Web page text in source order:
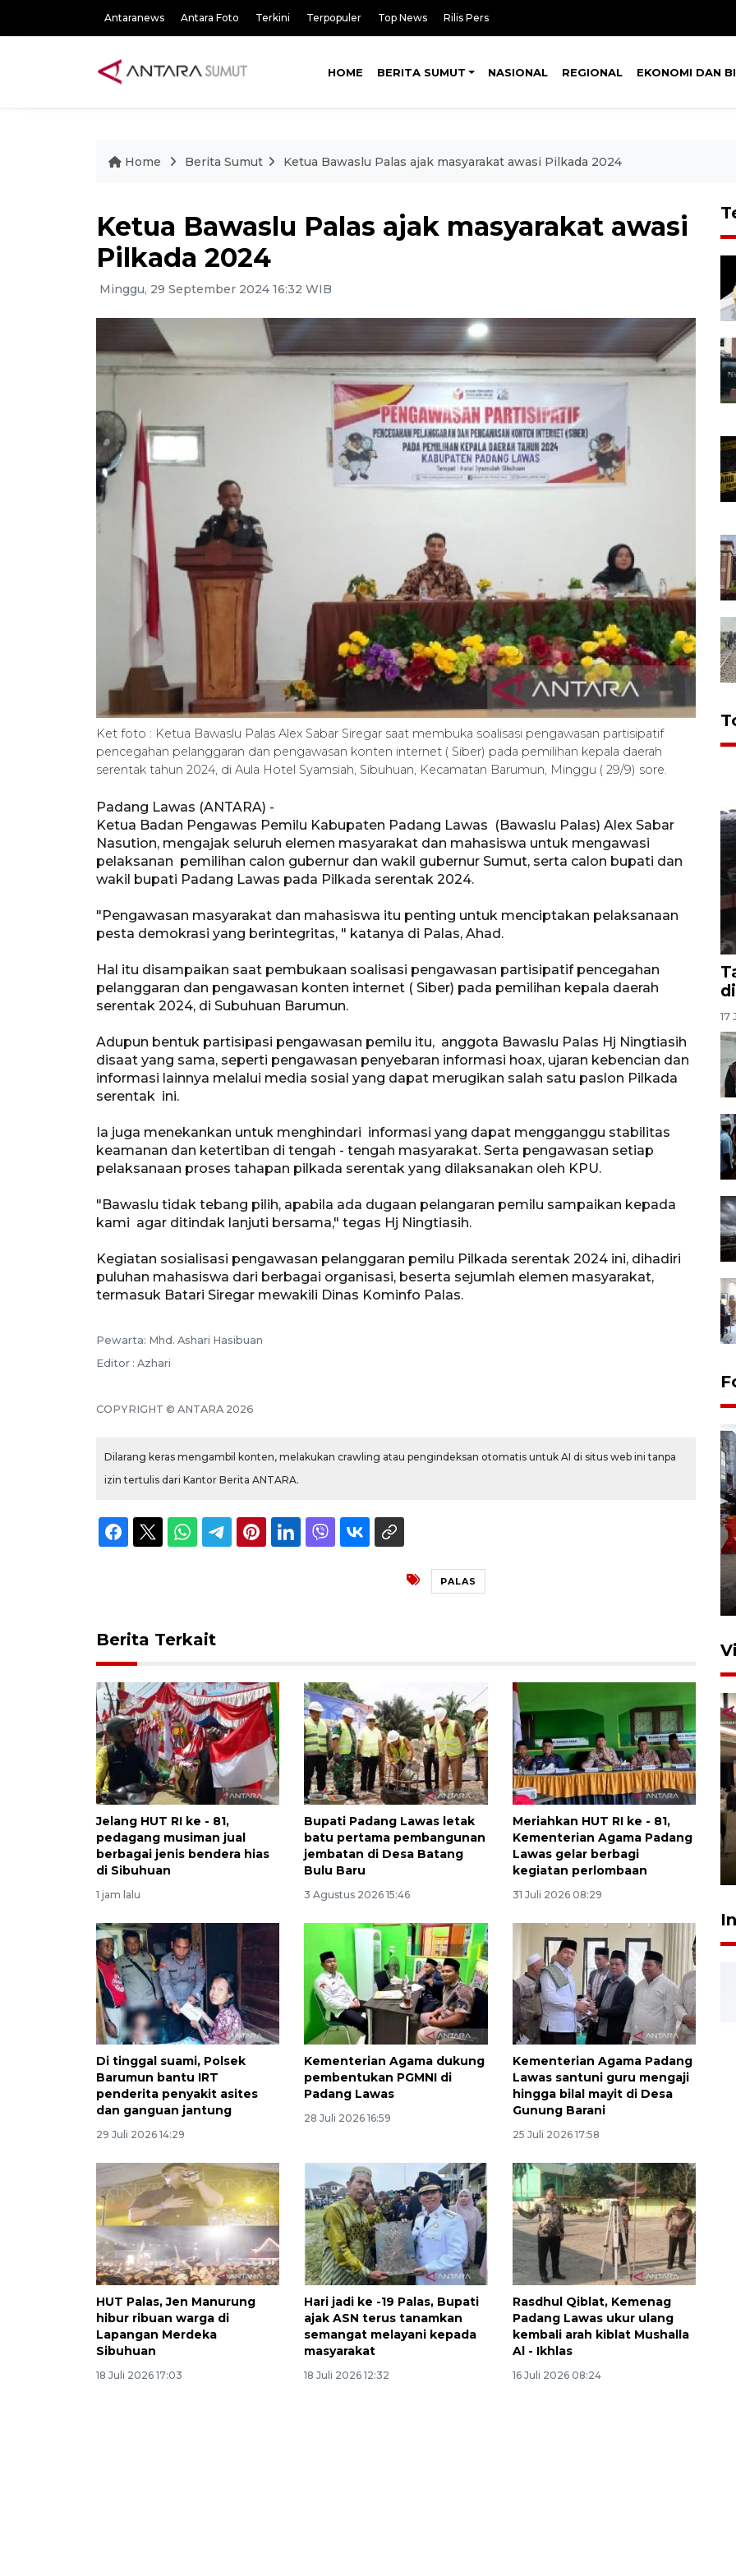
Antaranews Antara Foto Terkini Terpopuler Top News Rilis Pers
HOME BERITA SUMUT NASIONAL REGIONAL EKONOMI DAN
Home Berita Sumut Ketua Bawaslu Palas ajak masyarakat awasi Pilkada 2024
Ketua Bawaslu Palas ajak masyarakat awasi
Pilkada 2024
Minggu, 29 September 2024 16:32 WIB
Ket foto : Ketua Bawaslu Palas Alex Sabar Siregar saat membuka soalisasi pengawasan partisipatif
pencegahan pelanggaran dan pengawasan konten internet ( Siber) pada pemilihan kepala daerah
serentak tahun 2024, di Aula Hotel Syamsiah, Sibuhuan, Kecamatan Barumun, Minggu ( 29/9) sore.
Padang Lawas (ANTARA) -
Ketua Badan Pengawas Pemilu Kabupaten Padang Lawas (Bawaslu Palas) Alex Sabar
Nasution, mengajak seluruh elemen masyarakat dan mahasiswa untuk mengawasi
pelaksanan pemilihan calon gubernur dan wakil gubernur Sumut, serta calon bupati dan
wakil bupati Padang Lawas pada Pilkada serentak 2024.
"Pengawasan masyarakat dan mahasiswa itu penting untuk menciptakan pelaksanaan
pesta demokrasi yang berintegritas, " katanya di Palas, Ahad.
Hal itu disampaikan saat pembukaan soalisasi pengawasan partisipatif pencegahan
pelanggaran dan pengawasan konten internet ( Siber) pada pemilihan kepala daerah
serentak 2024, di Subuhuan Barumun.
Adupun bentuk partisipasi pengawasan pemilu itu, anggota Bawaslu Palas Hj Ningtiasih
disaat yang sama, seperti pengawasan penyebaran informasi hoax, ujaran kebencian dan
informasi lainnya melalui media sosial yang dapat merugikan salah satu paslon Pilkada
serentak ini.
Ia juga menekankan untuk menghindari informasi yang dapat mengganggu stabilitas
keamanan dan ketertiban di tengah - tengah masyarakat. Serta pengawasan setiap
pelaksanaan proses tahapan pilkada serentak yang dilaksanakan oleh KPU.
"Bawaslu tidak tebang pilih, apabila ada dugaan pelangaran pemilu sampaikan kepada
kami agar ditindak lanjuti bersama," tegas Hj Ningtiasih.
Kegiatan sosialisasi pengawasan pelanggaran pemilu Pilkada serentak 2024 ini, dihadiri
puluhan mahasiswa dari berbagai organisasi, beserta sejumlah elemen masyarakat,
termasuk Batari Siregar mewakili Dinas Kominfo Palas.
Pewarta: Mhd. Ashari Hasibuan
Editor : Azhari
COPYRIGHT © ANTARA 2026
Dilarang keras mengambil konten, melakukan crawling atau pengindeksan otomatis untuk AI di situs web ini tanpa
izin tertulis dari Kantor Berita ANTARA.
PALAS
Berita Terkait
Jelang HUT RI ke - 81,
pedagang musiman jual
berbagai jenis bendera hias
di Sibuhuan
1 jam lalu
Bupati Padang Lawas letak
batu pertama pembangunan
jembatan di Desa Batang
Bulu Baru
3 Agustus 2026 15:46
Meriahkan HUT RI ke - 81,
Kementerian Agama Padang
Lawas gelar berbagi
kegiatan perlombaan
31 Juli 2026 08:29
Di tinggal suami, Polsek
Barumun bantu IRT
penderita penyakit asites
dan ganguan jantung
29 Juli 2026 14:29
Kementerian Agama dukung
pembentukan PGMNI di
Padang Lawas
28 Juli 2026 16:59
Kementerian Agama Padang
Lawas santuni guru mengaji
hingga bilal mayit di Desa
Gunung Barani
25 Juli 2026 17:58
HUT Palas, Jen Manurung
hibur ribuan warga di
Lapangan Merdeka
Sibuhuan
18 Juli 2026 17:03
Hari jadi ke -19 Palas, Bupati
ajak ASN terus tanamkan
semangat melayani kepada
masyarakat
18 Juli 2026 12:32
Rasdhul Qiblat, Kemenag
Padang Lawas ukur ulang
kembali arah kiblat Mushalla
Al - Ikhlas
16 Juli 2026 08:24
17
Sumut
27 April 2026 15:34
Kodam I Bukit Barisan
luncurkan program Kodam
Berhaji
27 Juli 2026 20:00